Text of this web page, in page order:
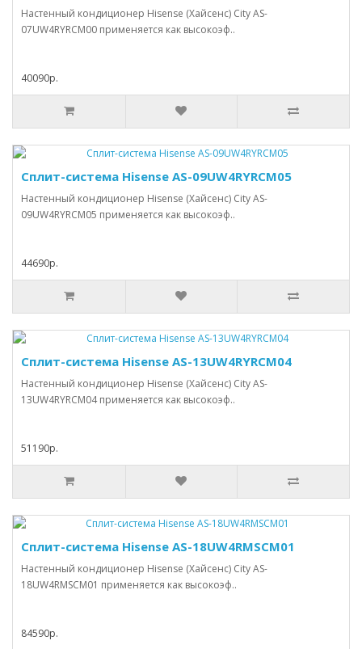
Настенный кондиционер Hisense (Хайсенс) City AS-
07UW4RYRCM00 применяется как высокоэф..
40090р.
Сплит-система Hisense AS-09UW4RYRCM05
Настенный кондиционер Hisense (Хайсенс) City AS-
09UW4RYRCM05 применяется как высокоэф..
44690р.
Сплит-система Hisense AS-13UW4RYRCM04
Настенный кондиционер Hisense (Хайсенс) City AS-
13UW4RYRCM04 применяется как высокоэф..
51190р.
Сплит-система Hisense AS-18UW4RMSCM01
Настенный кондиционер Hisense (Хайсенс) City AS-
18UW4RMSCM01 применяется как высокоэф..
84590р.